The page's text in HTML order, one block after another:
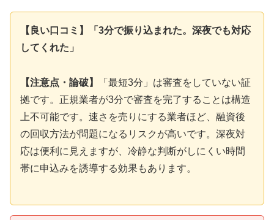
【良い口コミ】「3分で振り込まれた。深夜でも対応
してくれた」
【注意点・論破】
「最短3分」は審査をしていない証
拠です。正規業者が3分で審査を完了することは構造
上不可能です。速さを売りにする業者ほど、融資後
の回収方法が問題になるリスクが高いです。深夜対
応は便利に見えますが、冷静な判断がしにくい時間
帯に申込みを誘導する効果もあります。